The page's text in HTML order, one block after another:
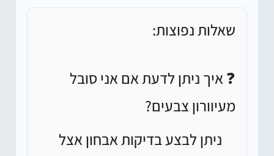
שאלות נפוצות:
❓ איך ניתן לדעת אם אני סובל
מעיוורון צבעים?
ניתן לבצע בדיקות אבחון אצל